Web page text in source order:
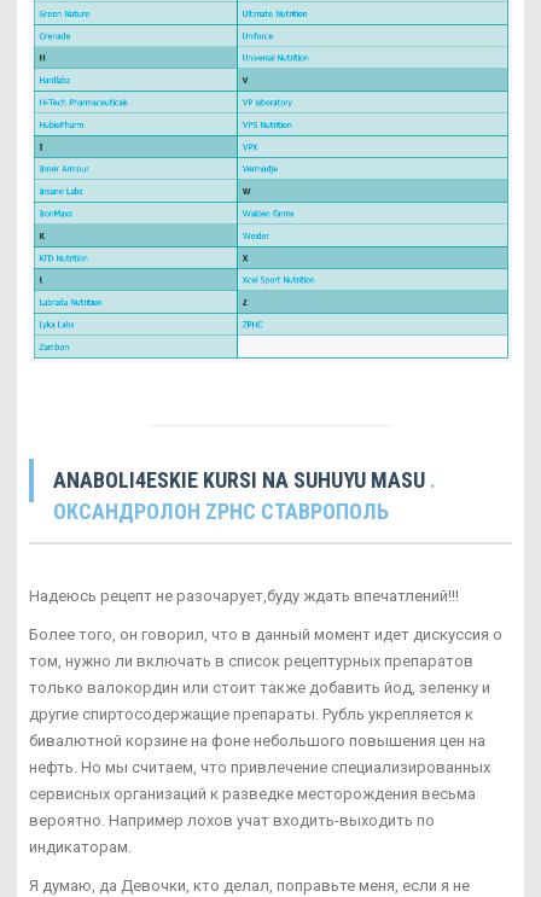
ANABOLI4ESKIE KURSI NA SUHUYU MASU .
ОКСАНДРОЛОН ZPHC СТАВРОПОЛЬ
Надеюсь рецепт не разочарует,буду ждать впечатлений!!!
Более того, он говорил, что в данный момент идет дискуссия о
том, нужно ли включать в список рецептурных препаратов
только валокордин или стоит также добавить йод, зеленку и
другие спиртосодержащие препараты. Рубль укрепляется к
бивалютной корзине на фоне небольшого повышения цен на
нефть. Но мы считаем, что привлечение специализированных
сервисных организаций к разведке месторождения весьма
вероятно. Например лохов учат входить-выходить по
индикаторам.
Я думаю, да Девочки, кто делал, поправьте меня, если я не